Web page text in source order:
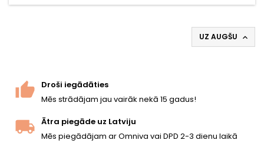
UZ AUGŠU 
Droši iegādāties
Mēs strādājam jau vairāk nekā 15 gadus!
Ātra piegāde uz Latviju
Mēs piegādājam ar Omniva vai DPD 2-3 dienu laikā